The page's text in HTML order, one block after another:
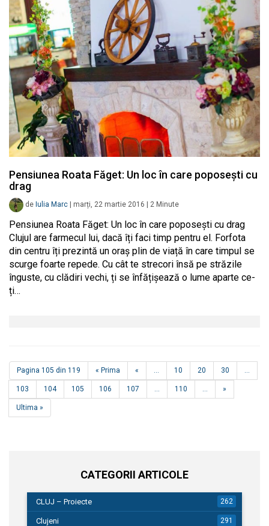
Pensiunea Roata Făget: Un loc în care poposești cu
drag
de Iulia Marc | marți, 22 martie 2016 | 2 Minute
Pensiunea Roata Făget: Un loc în care poposești cu drag
Clujul are farmecul lui, dacă îți faci timp pentru el. Forfota
din centru îți prezintă un oraș plin de viață în care timpul se
scurge foarte repede. Cu cât te strecori însă pe străzile
înguste, cu clădiri vechi, ți se înfățișează o lume aparte ce-
ți…
Pagina 105 din 119 « Prima « 10 20 30
103 104 105 106 107 110 »
Ultima »
CATEGORII ARTICOLE
CLUJ – Proiecte 262
Clujeni 291